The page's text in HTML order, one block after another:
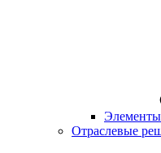
Элементы
Отраслевые